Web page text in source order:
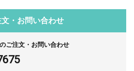
文・お問い合わせ
ご注文・お問い合わせ